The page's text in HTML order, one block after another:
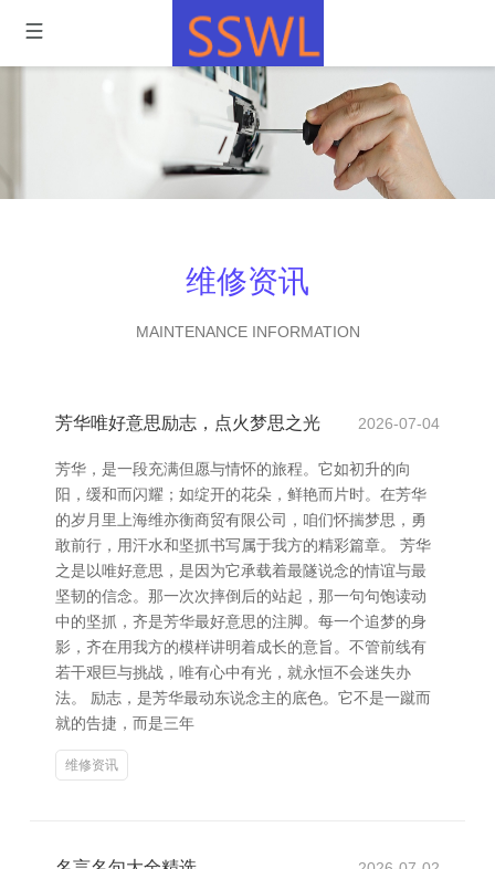
维修资讯
MAINTENANCE INFORMATION
芳华唯好意思励志，点火梦思之光 2026-07-04
芳华，是一段充满但愿与情怀的旅程。它如初升的向
阳，缓和而闪耀；如绽开的花朵，鲜艳而片时。在芳华
的岁月里上海维亦衡商贸有限公司，咱们怀揣梦思，勇
敢前行，用汗水和坚抓书写属于我方的精彩篇章。 芳华
之是以唯好意思，是因为它承载着最隧说念的情谊与最
坚韧的信念。那一次次摔倒后的站起，那一句句饱读动
中的坚抓，齐是芳华最好意思的注脚。每一个追梦的身
影，齐在用我方的模样讲明着成长的意旨。不管前线有
若干艰巨与挑战，唯有心中有光，就永恒不会迷失办
法。 励志，是芳华最动东说念主的底色。它不是一蹴而
就的告捷，而是三年
维修资讯